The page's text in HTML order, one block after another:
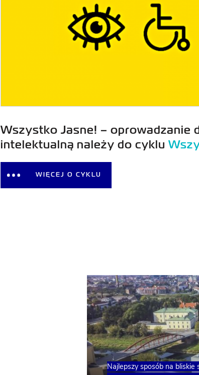
Wszystko Jasne! – oprowadzanie
intelektualną należy do cyklu
WIĘCEJ O CYKLU
Najlepszy sposób na bliskie